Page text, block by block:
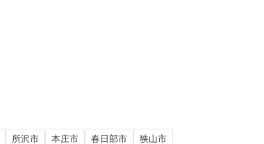
所沢市 本庄市 春日部市 狭山市